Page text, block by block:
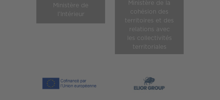
Ministère de
l'Intérieur
Ministère de la
cohésion des
territoires et des
relations avec
les collectivités
territoriales